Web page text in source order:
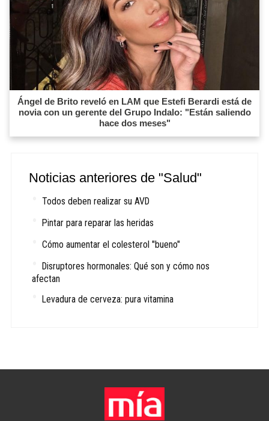
Ángel de Brito reveló en LAM que Estefi Berardi está de
novia con un gerente del Grupo Indalo: "Están saliendo
hace dos meses"
Noticias anteriores de "Salud"
Todos deben realizar su AVD
Pintar para reparar las heridas
Cómo aumentar el colesterol "bueno"
Disruptores hormonales: Qué son y cómo nos
afectan
Levadura de cerveza: pura vitamina